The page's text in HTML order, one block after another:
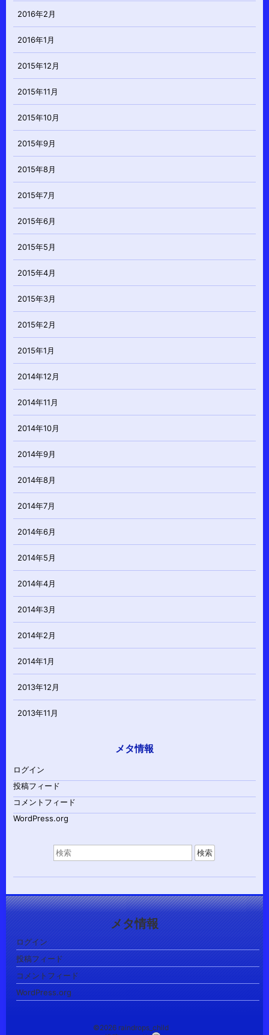
2016年2月
2016年1月
2015年12月
2015年11月
2015年10月
2015年9月
2015年8月
2015年7月
2015年6月
2015年5月
2015年4月
2015年3月
2015年2月
2015年1月
2014年12月
2014年11月
2014年10月
2014年9月
2014年8月
2014年7月
2014年6月
2014年5月
2014年4月
2014年3月
2014年2月
2014年1月
2013年12月
2013年11月
メタ情報
ログイン
投稿フィード
コメントフィード
WordPress.org
索
象:
メタ情報
ログイン
投稿フィード
コメントフィード
WordPress.org
©2026 raindrops_child